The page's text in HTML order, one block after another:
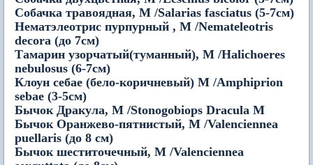
Собачка травоядная, M /Salarias fasciatus (5-7см)
Нематэлеотрис пурпурный , M /Nemateleotris
decora (до 7см)
Тамарин узорчатый(туманный), M /Halichoeres
nebulosus (6-7см)
Клоун себае (бело-коричневый) M /Amphiprion
sebae (3-5см)
Бычок Дракула, M /Stonogobiops Dracula M
Бычок Оранжево-пятнистый, M /Valenciennea
puellaris (до 8 см)
Бычок шеститочечный, M /Valenciennea